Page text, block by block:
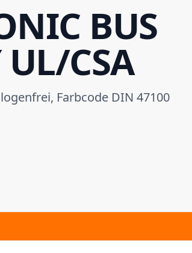
BUS
UL/CSA
Farbcode DIN 47100